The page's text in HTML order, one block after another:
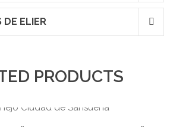
DE ELIER
PRODUCTS